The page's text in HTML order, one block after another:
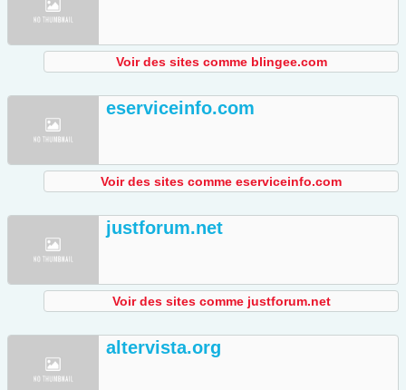
Voir des sites comme blingee.com
eserviceinfo.com
Voir des sites comme eserviceinfo.com
justforum.net
Voir des sites comme justforum.net
altervista.org